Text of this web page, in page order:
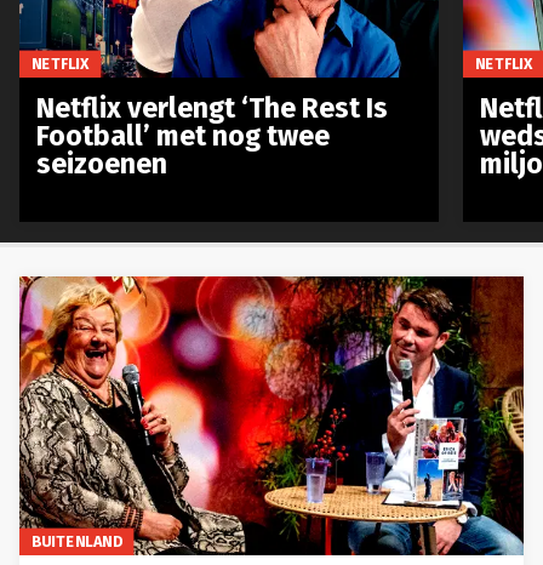
BUITENLAND
NETFLIX
Netflix verlengt ‘The Rest Is
Football’ met nog twee
seizoenen
NETFLIX